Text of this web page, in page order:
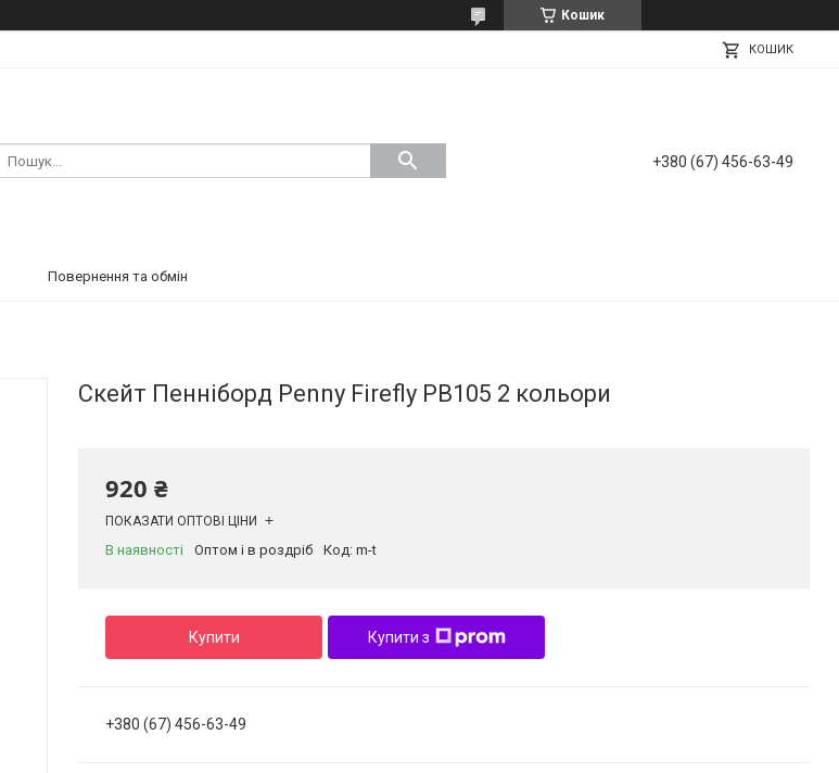
Кошик
КОШИК
+380 (67) 456-63-49
Повернення та обмін
Скейт Пенніборд Penny Firefly PB105 2 кольори
920 ₴
ПОКАЗАТИ ОПТОВІ ЦІНИ
В наявності Оптом і в роздріб Код: m-t
Купити Купити з
+380 (67) 456-63-49